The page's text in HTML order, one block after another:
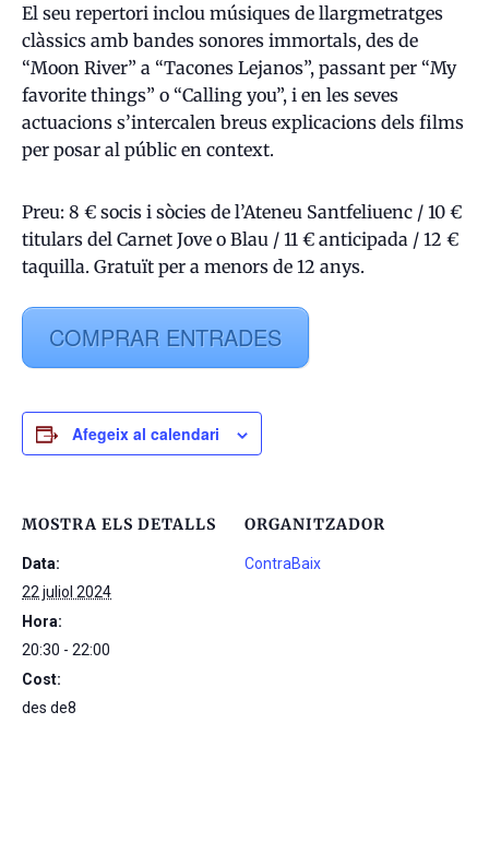
El seu repertori inclou músiques de llargmetratges
clàssics amb bandes sonores immortals, des de
“Moon River” a “Tacones Lejanos”, passant per “My
favorite things” o “Calling you”, i en les seves
actuacions s’intercalen breus explicacions dels films
per posar al públic en context.
Preu: 8 € socis i sòcies de l’Ateneu Santfeliuenc / 10 €
titulars del Carnet Jove o Blau / 11 € anticipada / 12 €
taquilla. Gratuït per a menors de 12 anys.
COMPRAR ENTRADES
Afegeix al calendari
MOSTRA ELS DETALLS
Data:
22 juliol 2024
Hora:
20:30 - 22:00
Cost:
des de8
ORGANITZADOR
ContraBaix